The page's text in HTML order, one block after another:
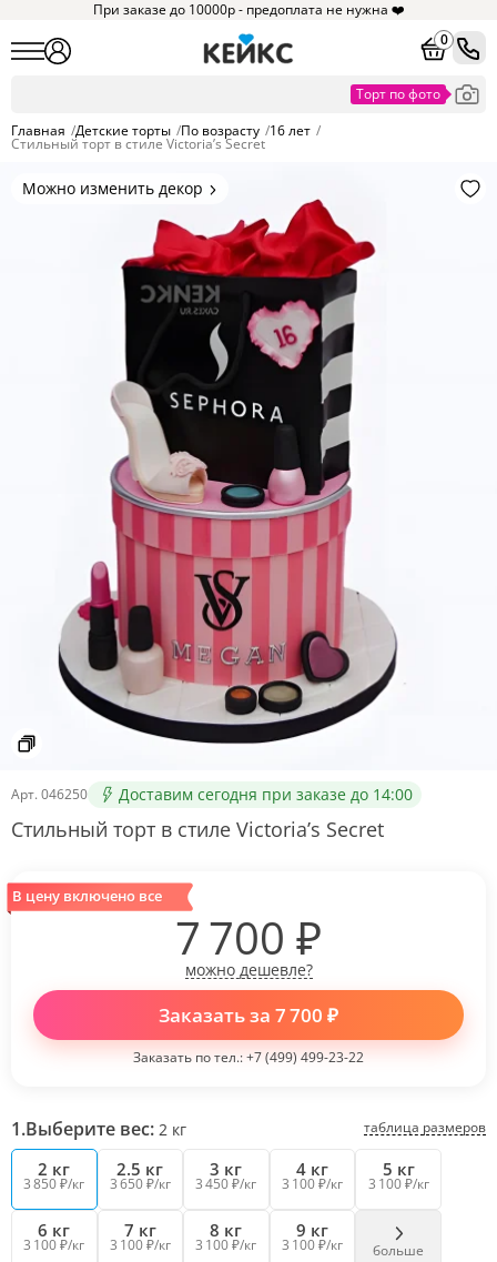
При заказе до 10000р - предоплата не нужна ❤️
0
Главная /Детские торты /По возрасту /16 лет /
Стильный торт в стиле Victoria’s Secret
Можно изменить декор
элементы и фигурки.
Арт. 046250 Доставим сегодня при заказе до 14:00
Стильный торт в стиле Victoria’s Secret
1.Выберите вес: 2 кг таблица размеров
2 кг
3 850 ₽/кг
2.5 кг
3 650 ₽/кг
3 кг
3 450 ₽/кг
4 кг
3 100 ₽/кг
5 кг
3 100 ₽/кг
6 кг
3 100 ₽/кг
7 кг
3 100 ₽/кг
8 кг
3 100 ₽/кг
9 кг
3 100 ₽/кг больше
В цену включено все
7 700 ₽
можно дешевле?
Заказать за 7 700 ₽
Заказать по тел.:+7 (499) 499-23-22